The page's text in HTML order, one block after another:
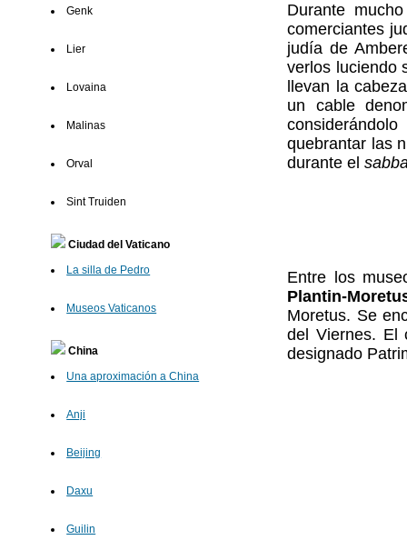
Genk
Lier
Lovaina
Malinas
Orval
Sint Truiden
Ciudad del Vaticano
La silla de Pedro
Museos Vaticanos
China
Una aproximación a China
Anji
Beijing
Daxu
Guilin
Durante
comerciantes
judía de
verlos luciendo
llevan la
un cable
quebrantar las
durante el
Entre los
Plantin-
Moretus. Se
del Viernes. El
designado